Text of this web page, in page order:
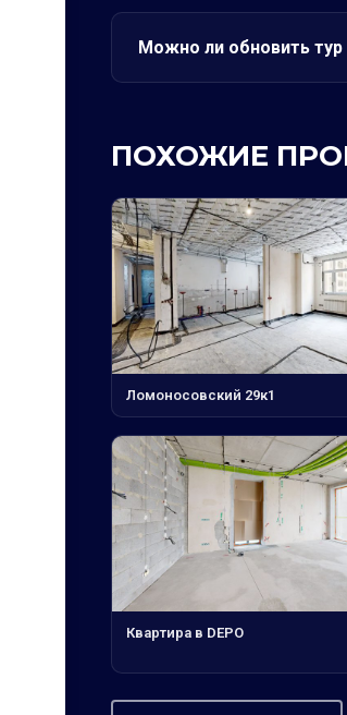
Можно ли обновить
ПОХОЖИЕ
Ломоносовский 29к1
Квартира в DEPO